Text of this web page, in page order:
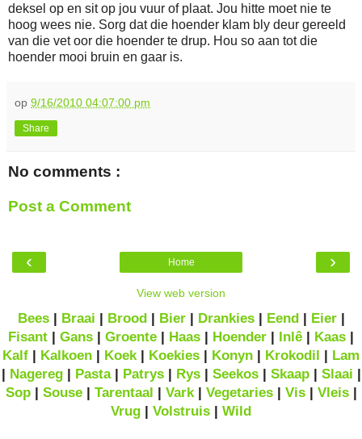
deksel op en sit op jou vuur of plaat. Jou hitte moet nie te
hoog wees nie. Sorg dat die hoender klam bly deur gereeld
van die vet oor die hoender te drup. Hou so aan tot die
hoender mooi bruin en gaar is.
op 9/16/2010 04:07:00 pm
Share
No comments :
Post a Comment
‹ ›
Home
View web version
Bees| Braai | Brood| Bier| Drankies| Eend| Eier|
Fisant | Gans | Groente | Haas | Hoender | Inlê | Kaas |
Kalf | Kalkoen | Koek | Koekies | Konyn | Krokodil | Lam
| Nagereg| Pasta| Patrys| Rys| Seekos| Skaap| Slaai |
Sop| Souse| Tarentaal | Vark| Vegetaries| Vis| Vleis|
Vrug | Volstruis | Wild